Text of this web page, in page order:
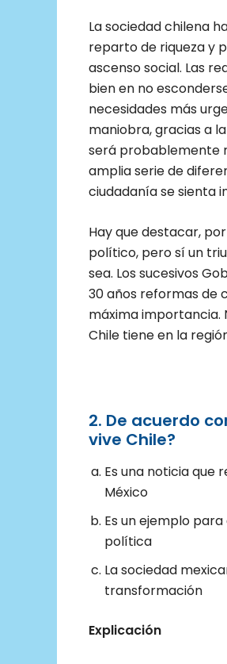
La sociedad chilena
reparto de riqueza y
ascenso social. Las
bien en no
necesidades más
maniobra, gracias a
será probablemente
amplia serie de
ciudadanía se sienta
Hay que destacar,
político, pero sí un
sea. Los sucesivos
30 años reformas de
máxima importancia.
Chile tiene en la
2. De acuerdo
vive Chile?
Es una noticia que
México
Es un ejemplo
política
La sociedad
transformación
Explicación